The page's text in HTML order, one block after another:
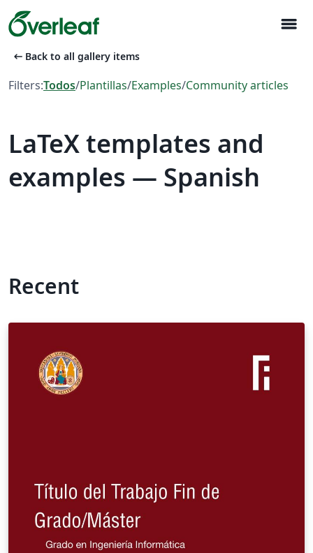
menu
arrow_left_alt Back to all gallery items
Filters:Todos/Plantillas/Examples/Community articles
LaTeX templates and
examples — Spanish
Recent